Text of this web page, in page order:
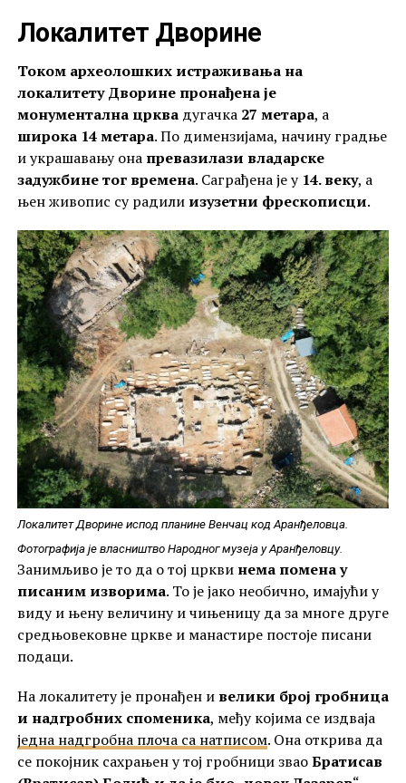
Локалитет Дворине
Током археолошких истраживања на
локалитету Дворине пронађена је
монументална црквадугачка 27 метара, а
широка 14 метара. По димензијама, начину градње
и украшавању она превазилази владарске
задужбине тог времена. Саграђена је у 14. веку, а
њен живопис су радили изузетни фрескописци.
Локалитет Дворине испод планине Венчац код Аранђеловца.
Фотографија је власништво Народног музеја у Аранђеловцу.
Занимљиво је то да о тој цркви нема помена у
писаним изворима. То је јако необично, имајући у
виду и њену величину и чињеницу да за многе друге
средњовековне цркве и манастире постоје писани
подаци.
На локалитету је пронађен и велики број гробница
и надгробних споменика, међу којима се издваја
једна надгробна плоча са натписом. Она открива да
се покојник сахрањен у тој гробници зваоБратисав